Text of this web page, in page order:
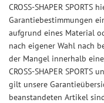
CROSS-SHAPER
Garantiebestimmungen
aufgrund eines Material
nach eigener Wahl nach
der Mangel innerhalb
CROSS-SHAPER
gilt unsere
beanstandeten Artikel sind